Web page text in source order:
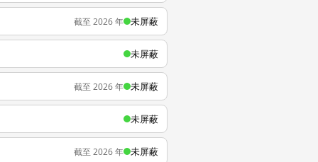
截至 2026 年 未屏蔽
未屏蔽
截至 2026 年 未屏蔽
未屏蔽
截至 2026 年 未屏蔽